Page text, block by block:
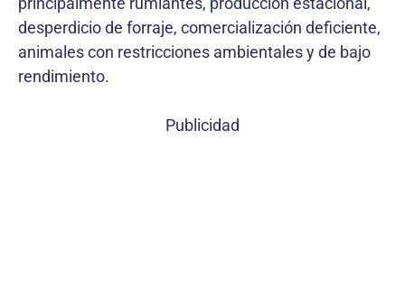
desperdicio de forraje, comercialización deficiente,
animales con restricciones ambientales y de bajo
rendimiento.
Publicidad